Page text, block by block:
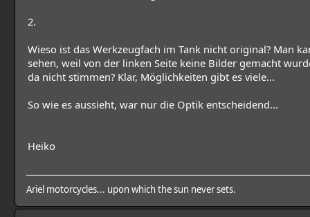
2.
Wieso ist das Werkzeugfach im Tank nicht original? Man
sehen, weil von der linken Seite keine Bilder gemacht
da nicht stimmen? Klar, Möglichkeiten gibt es viele...
So wie es aussieht, war nur die Optik entscheidend...
Heiko
Ariel motorcycles... upon which the sun never sets.